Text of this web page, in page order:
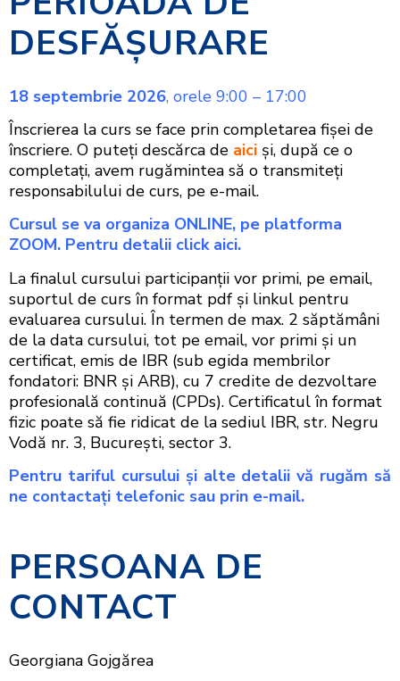
DESFĂŞURARE
18 septembrie 2026, orele 9:00 – 17:00
Înscrierea la curs se face prin completarea fişei de
înscriere. O puteţi descărca de aici şi, după ce o
completaţi, avem rugămintea să o transmiteţi
responsabilului de curs, pe e-mail.
Cursul se va organiza ONLINE, pe platforma
ZOOM. Pentru detalii click aici.
La finalul cursului participanţii vor primi, pe email,
suportul de curs în format pdf şi linkul pentru
evaluarea cursului. În termen de max. 2 săptămâni
de la data cursului, tot pe email, vor primi şi un
certificat, emis de IBR (sub egida membrilor
fondatori: BNR şi ARB), cu 7 credite de dezvoltare
profesională continuă (CPDs). Certificatul în format
fizic poate să fie ridicat de la sediul IBR, str. Negru
Vodă nr. 3, Bucureşti, sector 3.
Pentru tariful cursului şi alte detalii vă rugăm să
ne contactaţi telefonic sau prin e-mail.
PERSOANA DE
CONTACT
Georgiana Gojgărea